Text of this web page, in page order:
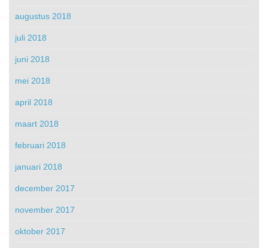
augustus 2018
juli 2018
juni 2018
mei 2018
april 2018
maart 2018
februari 2018
januari 2018
december 2017
november 2017
oktober 2017